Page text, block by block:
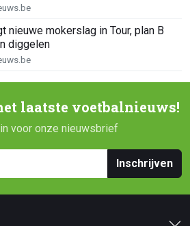
nieuwe mokerslag in Tour, plan B
diggelen
laatste voetbalnieuws!
voor onze nieuwsbrief
Inschrijven